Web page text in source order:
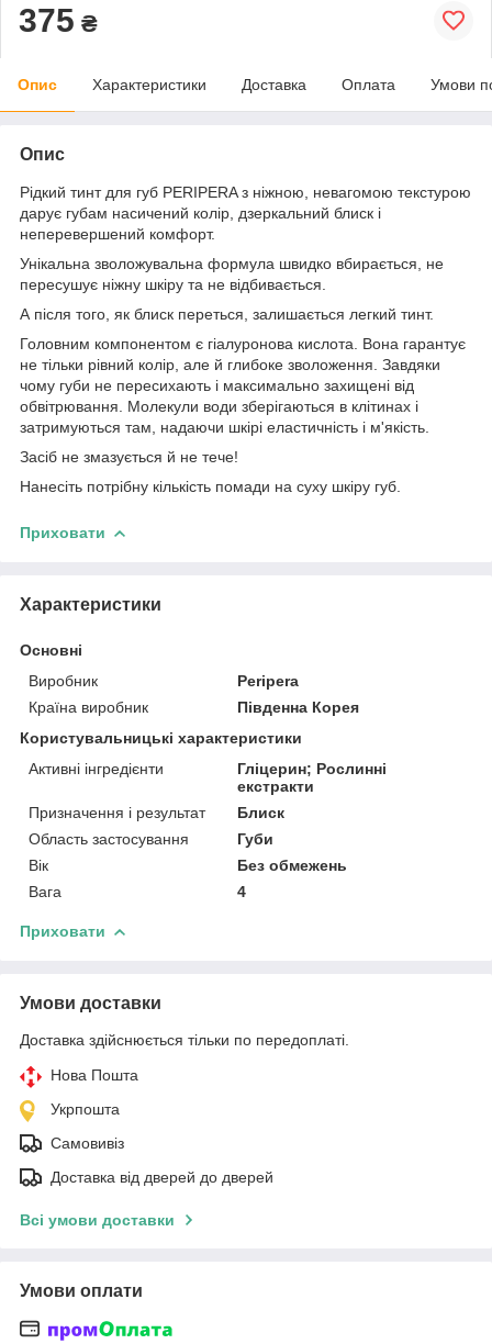
375 ₴
Опис Характеристики Доставка Оплата Умови
Опис
Рідкий тинт для губ PERIPERA з ніжною, невагомою текстурою
дарує губам насичений колір, дзеркальний блиск і
неперевершений комфорт.
Унікальна зволожувальна формула швидко вбирається, не
пересушує ніжну шкіру та не відбивається.
А після того, як блиск переться, залишається легкий тинт.
Головним компонентом є гіалуронова кислота. Вона гарантує
не тільки рівний колір, але й глибоке зволоження. Завдяки
чому губи не пересихають і максимально захищені від
обвітрювання. Молекули води зберігаються в клітинах і
затримуються там, надаючи шкірі еластичність і м'якість.
Засіб не змазується й не тече!
Нанесіть потрібну кількість помади на суху шкіру губ.
Приховати
Характеристики
Основні
Виробник
Peripera
Країна виробник
Південна Корея
Користувальницькі характеристики
Активні інгредієнти
Гліцерин; Рослинні
екстракти
Призначення і результат
Блиск
Область застосування
Губи
Вік
Без обмежень
Вага
4
Приховати
Умови доставки
Доставка здійснюється тільки по передоплаті.
Нова Пошта
Укрпошта
Самовивіз
Доставка від дверей до дверей
Всі умови доставки
Умови оплати